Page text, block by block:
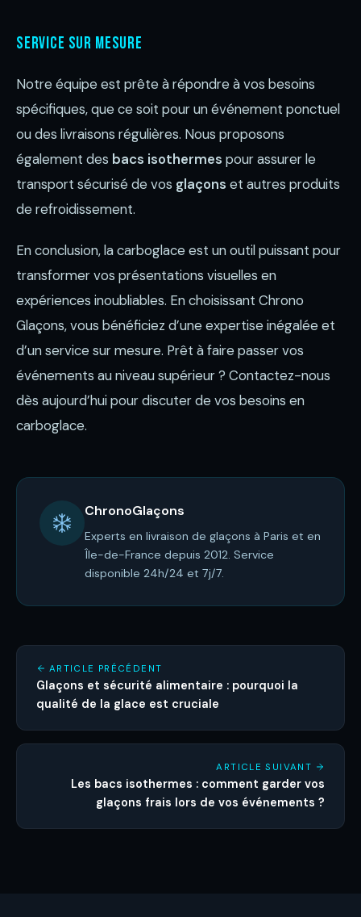
Service sur mesure
Notre équipe est prête à répondre à vos besoins
spécifiques, que ce soit pour un événement ponctuel
ou des livraisons régulières. Nous proposons
également des bacs isothermes pour assurer le
transport sécurisé de vos glaçons et autres produits
de refroidissement.
En conclusion, la carboglace est un outil puissant pour
transformer vos présentations visuelles en
expériences inoubliables. En choisissant Chrono
Glaçons, vous bénéficiez d’une expertise inégalée et
d’un service sur mesure. Prêt à faire passer vos
événements au niveau supérieur ? Contactez-nous
dès aujourd’hui pour discuter de vos besoins en
carboglace.
ChronoGlaçons
Experts en livraison de glaçons à Paris et en
Île-de-France depuis 2012. Service
disponible 24h/24 et 7j/7.
ARTICLE PRÉCÉDENT
Glaçons et sécurité alimentaire : pourquoi la
qualité de la glace est cruciale
ARTICLE SUIVANT
Les bacs isothermes : comment garder vos
glaçons frais lors de vos événements ?